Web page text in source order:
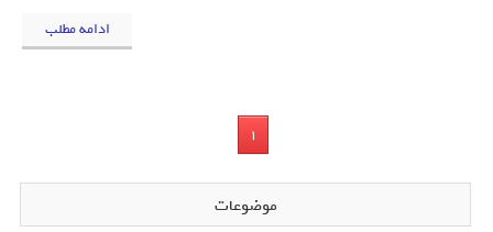
ادامه مطلب
1
موضوعات